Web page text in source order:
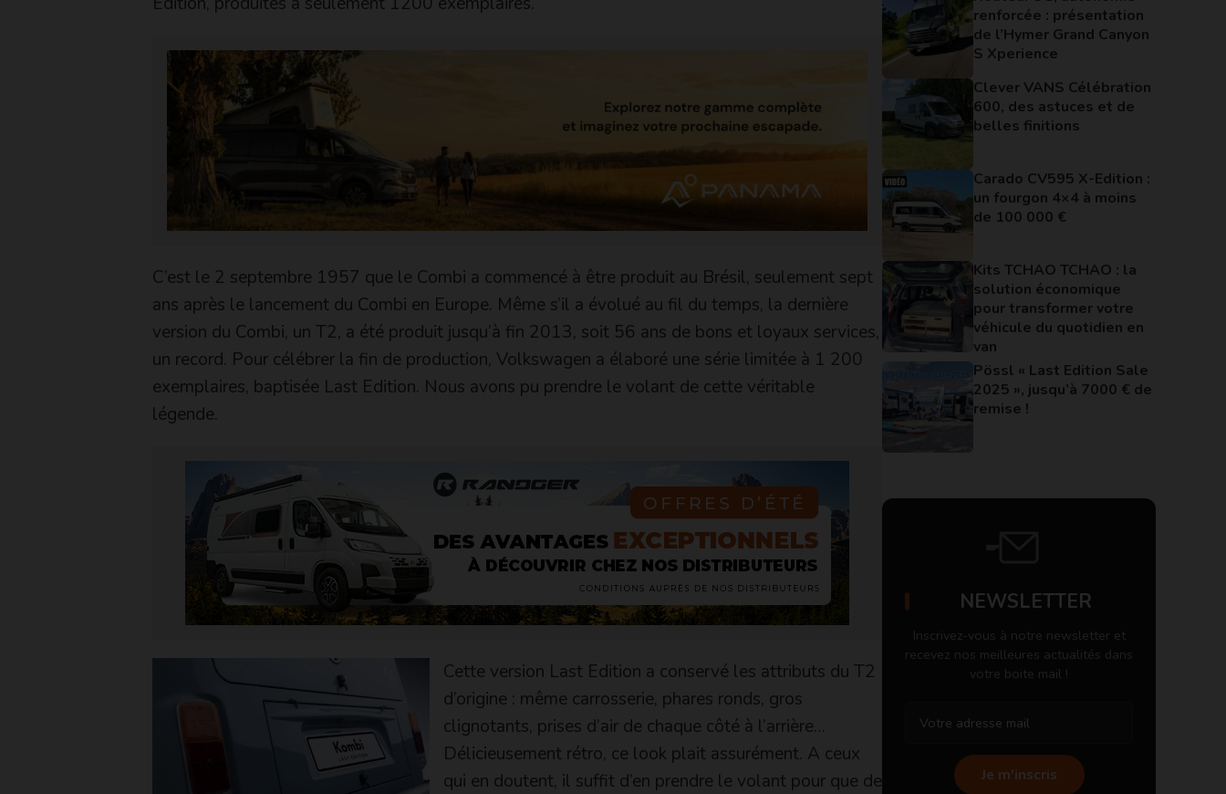
C’est le 2 septembre 1957 que le Combi a commencé à être produit au Brésil, seulement sept
ans après le lancement du Combi en Europe. Même s’il a évolué au fil du temps, la dernière
version du Combi, un T2, a été produit jusqu’à fin 2013, soit 56 ans de bons et loyaux services,
un record. Pour célébrer la fin de production, Volkswagen a élaboré une série limitée à 1 200
exemplaires, baptisée Last Edition. Nous avons pu prendre le volant de cette véritable
légende.
Cette version Last Edition a conservé les attributs du T2
d’origine : même carrosserie, phares ronds, gros
clignotants, prises d’air de chaque côté à l’arrière…
Délicieusement rétro, ce look plait assurément. A ceux
qui en doutent, il suffit d’en prendre le volant pour que de
renforcée : présentation
de l’Hymer Grand Canyon
S Xperience
Clever VANS Célébration
600, des astuces et de
belles finitions
Carado CV595 X-Edition :
un fourgon 4×4 à moins
de 100 000 €
Kits TCHAO TCHAO : la
solution économique
pour transformer votre
véhicule du quotidien en
van
Pössl « Last Edition Sale
2025 », jusqu’à 7000 € de
remise !
NEWSLETTER
Inscrivez-vous à notre newsletter et
recevez nos meilleures actualités dans
votre boite mail !
Je m'inscris